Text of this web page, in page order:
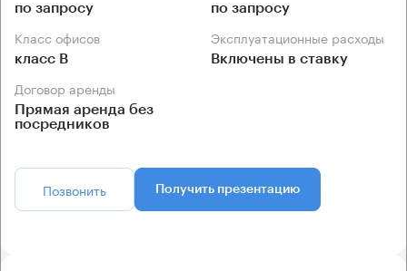
по запросу по запросу
Класс офисов
класс B
Эксплуатационные расходы
Включены в ставку
Договор аренды
Прямая аренда без
посредников
Позвонить Получить презентацию